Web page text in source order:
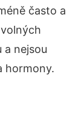
často a
a nejsou
hormony.